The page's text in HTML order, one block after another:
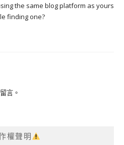
the same blog platform as yours
finding one?
言。
權聲明